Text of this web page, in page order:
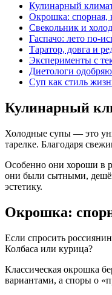
Кулинарный
Окрошка: спорная,
Свекольник и
Гаспачо: лето по-
Таратор, довга и
Эксперименты с
Диетологи
Суп как стиль
Кулинарный
Холодные супы — это
тарелке. Благодаря
Особенно они хороши в
они были сытными,
эстетику.
Окрошка:
Если спросить
Колбаса или курица?
Классическая окрошка
вариантами, а споры о